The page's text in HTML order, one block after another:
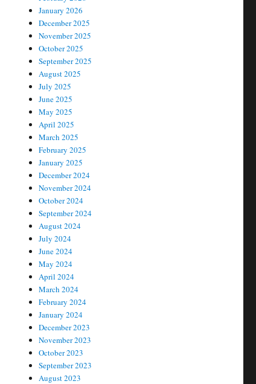
January 2026
December 2025
November 2025
October 2025
September 2025
August 2025
July 2025
June 2025
May 2025
April 2025
March 2025
February 2025
January 2025
December 2024
November 2024
October 2024
September 2024
August 2024
July 2024
June 2024
May 2024
April 2024
March 2024
February 2024
January 2024
December 2023
November 2023
October 2023
September 2023
August 2023